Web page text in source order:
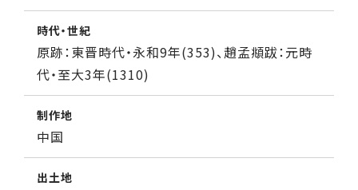
時代・世紀
原跡：東晋時代・永和9年(353)、趙孟頫跋：元時
代・至大3年(1310)
制作地
中国
出土地